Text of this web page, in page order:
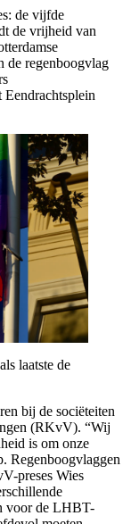
de vijfde
de vrijheid van
de regenboogvlag
Eendrachtsplein
laatste de
bij de sociëteiten
(RKvV). “Wij
is om onze
Regenboogvlaggen
preses Wies
voor de LHBT-